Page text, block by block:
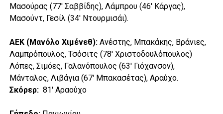
Μασούρας (77′ Σαββίδης), Λάμπρου (46′ Κάργας),
Μασούντ, Γεσίλ (34′ Ντουρμισάι).
ΑΕΚ (Μανόλο Χιμένεθ): Ανέστης, Μπακάκης, Βράνιες,
Λαμπρόπουλος, Τσόσιτς (78′ Χριστοδουλόπουλος)
Λόπες, Σιμόες, Γαλανόπουλος (63′ Γιόχανσον),
Μάνταλος, Λιβάγια (67′ Μπακασέτας), Αραύχο.
Σκόρερ: 81′ Αραούχο